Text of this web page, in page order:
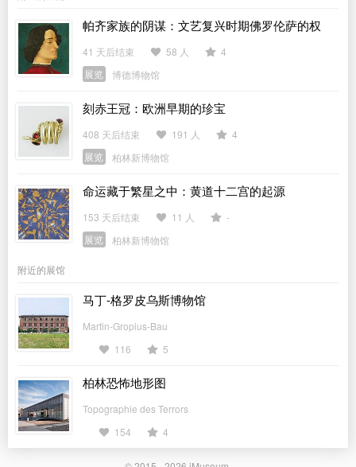
帕齐家族的阴谋：文艺复兴时期佛罗伦萨的权
力、暴行与艺术
41 天后结束 58 人
4
展览
博德博物馆
刻赤王冠：欧洲早期的珍宝
408 天后结束 191 人
4
展览
柏林新博物馆
命运藏于繁星之中：黄道十二宫的起源
153 天后结束 11 人
-
展览
柏林新博物馆
附近的展馆
马丁-格罗皮乌斯博物馆
Martin-Gropius-Bau
116
5
柏林恐怖地形图
Topographie des Terrors
154
4